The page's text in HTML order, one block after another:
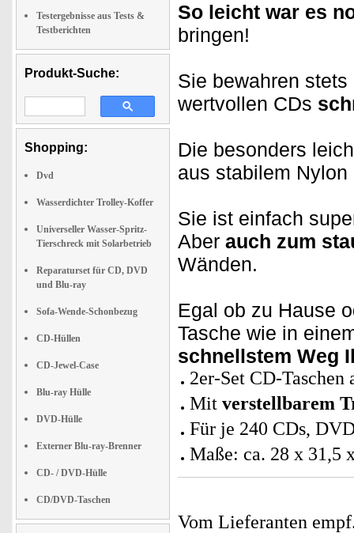
Testergebnisse aus Tests &
Testberichten
Produkt-Suche:
Shopping:
Dvd
Wasserdichter Trolley-Koffer
Universeller Wasser-Spritz-
Tierschreck mit Solarbetrieb
Reparaturset für CD, DVD
und Blu-ray
Sofa-Wende-Schonbezug
CD-Hüllen
CD-Jewel-Case
Blu-ray Hülle
DVD-Hülle
Externer Blu-ray-Brenner
CD- / DVD-Hülle
CD/DVD-Taschen
So leicht war es
bringen!
Sie bewahren
wertvollen CDs
Die besonders
aus stabilem
Sie ist einfach
Aber auch zum
Wänden.
Egal ob zu Hause
Tasche wie in
schnellstem Weg
2er-Set CD-Taschen
Mit verstellbarem
Für je 240 CDs,
Maße: ca. 28 x 31,5
Vom Lieferanten